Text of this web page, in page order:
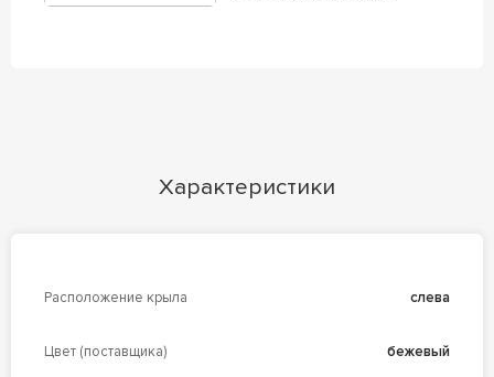
Характеристики
Расположение крыла слева
Цвет (поставщика) бежевый